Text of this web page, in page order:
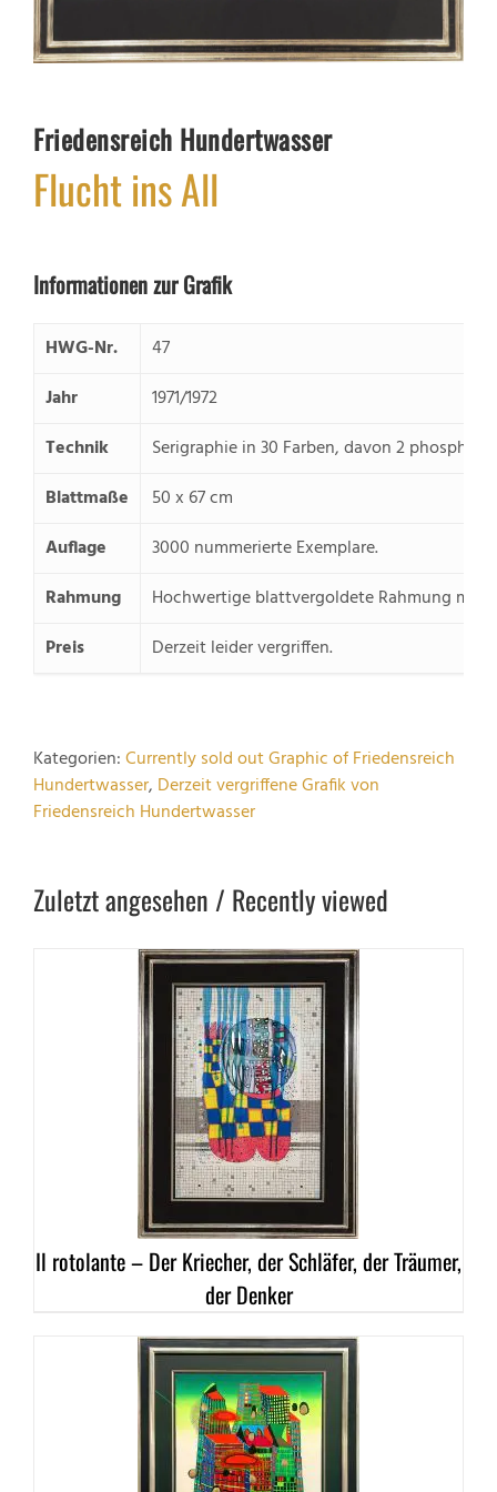
Friedensreich Hundertwasser
Flucht ins All
Informationen zur Grafik
HWG-Nr.
47
Jahr
1971/1972
Technik
Serigraphie in 30 Farben, davon 2
Blattmaße
50 x 67 cm
Auflage
3000 nummerierte Exemplare.
Rahmung
Hochwertige blattvergoldete Rahmung mit
Preis
Derzeit leider vergriffen.
Kategorien:Currently sold out Graphic of Friedensreich
Hundertwasser, Derzeit vergriffene Grafik von
Friedensreich Hundertwasser
Zuletzt angesehen / Recently viewed
Il rotolante – Der Kriecher, der Schläfer, der Träumer,
der Denker